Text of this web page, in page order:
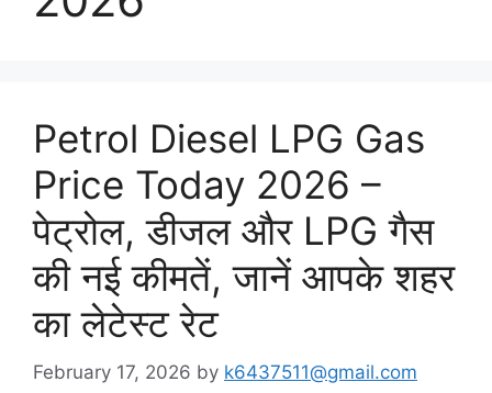
Petrol Diesel LPG Gas
Price Today 2026 –
पेट्रोल, डीजल और LPG गैस
की नई कीमतें, जानें आपके शहर
का लेटेस्ट रेट
February 17, 2026 by k6437511@gmail.com